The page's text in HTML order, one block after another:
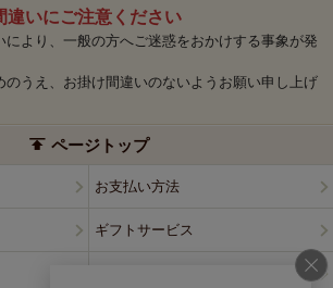
違いにご注意ください
により、一般の方へご迷惑をおかけする事象が発
のうえ、お掛け間違いのないようお願い申し上げ
ページトップ
お支払い方法
ギフトサービス